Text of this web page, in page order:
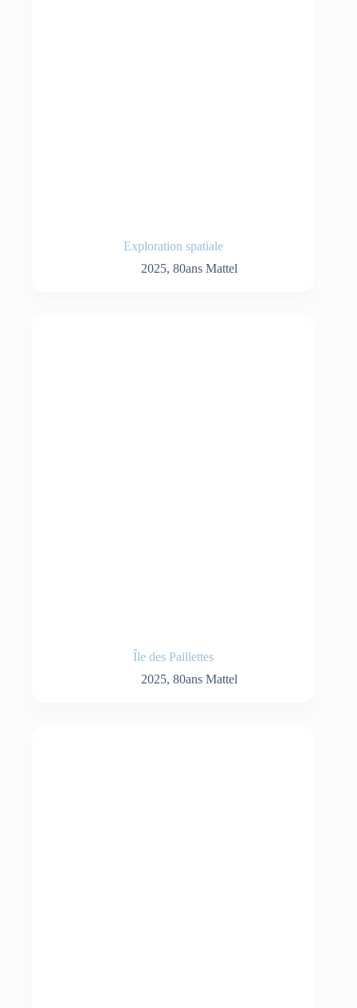
Exploration spatiale
2025, 80ans Mattel
Île des Paillettes
2025, 80ans Mattel